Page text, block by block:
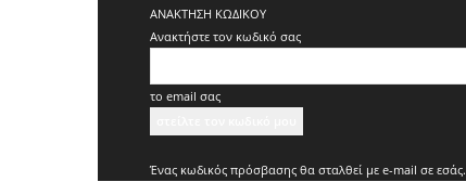
ΑΝΑΚΤΗΣΗ ΚΩΔΙΚΟΥ
Ανακτήστε τον κωδικό σας
το email σας
Ένας κωδικός πρόσβασης θα σταλθεί με e-mail σε εσάς.